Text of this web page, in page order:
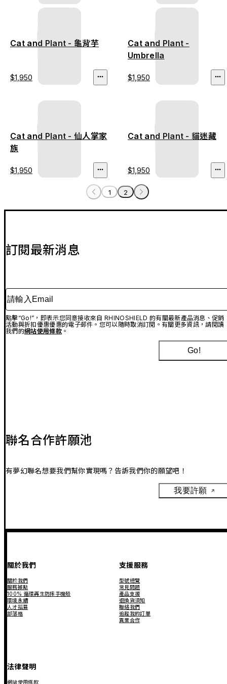
Cat and Plant - 龜背芋
$1,950
Cat and Plant -
Umbrella
$1,950
Cat and Plant - 仙人掌家
族
$1,950
Cat and Plant - 貓迷藏
$1,950
1 2
訂閱最新消息
請輸入Email
點擊“Go!”，即表示您同意接收來自 RHINOSHIELD 的有關最新產品消息、促銷
活動與折扣優惠優惠的電子郵件。您可以隨時取消訂閱。有關更多資訊，請閱讀
我們的網站使用條款。
Go!
聯名合作許願池
有夢幻聯名想要我們幫你實現嗎？告訴我們你的願望吧！
我要許願
關於我們
關於我們
服務據點
100% 循環再生防摔手機殼
環境永續
人才招募
部落格
支援服務
型號總覽
常見問題
產品支援
退換貨須知
聯絡我們
追蹤我的訂單
異業合作
法律聲明
網站使用條款